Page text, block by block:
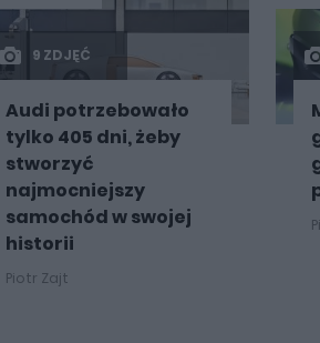
9 ZDJĘĆ
Audi potrzebowało
tylko 405 dni, żeby
stworzyć
najmocniejszy
samochód w swojej
historii
Piotr Zajt